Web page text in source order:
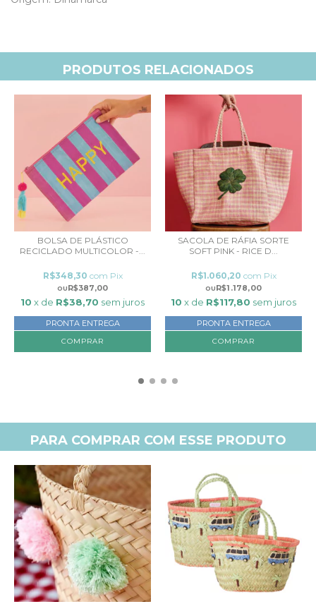
PRODUTOS RELACIONADOS
BOLSA DE PLÁSTICO
RECICLADO MULTICOLOR -...
R$387,00
R$348,30 com Pix
10 x de R$38,70 sem juros
PRONTA ENTREGA
SACOLA DE RÁFIA SORTE
SOFT PINK - RICE D...
R$1.178,00
R$1.060,20 com Pix
10 x de R$117,80 sem juros
PRONTA ENTREGA
PARA COMPRAR COM ESSE PRODUTO